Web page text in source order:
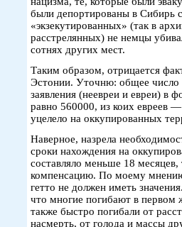
были депортированы в Сибирь
«экзекутированных» (так в
расстрелянных) не немцы
сотнях других мест.
Таким образом, отрицается
Эстонии. Уточню: общее число
заявления (неевреи и евреи) в
равно 560000, из коих евреев
уцелело на оккупированных
Наверное, назрела
сроки нахождения на
составляло меньше 18
компенсацию. По моему
гетто не должен иметь
что многие погибают в
также быстро погибали от
насмерть, от голода и массы